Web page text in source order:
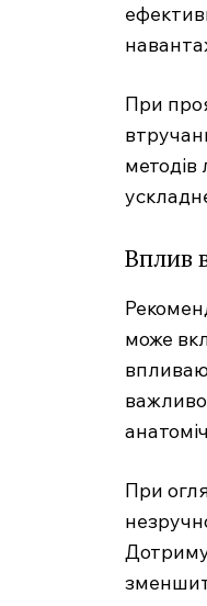
При
Вплив
може
При